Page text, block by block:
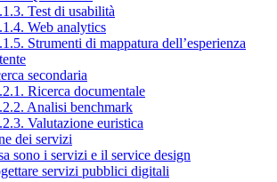
Test di usabilità
Web analytics
Strumenti di mappatura dell’esperienza
secondaria
Ricerca documentale
Analisi benchmark
Valutazione euristica
dei servizi
sono i servizi e il service design
servizi pubblici digitali